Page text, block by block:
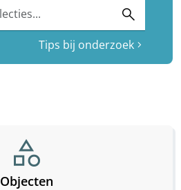
search
Tips bij onderzoek chevron_right
category
Objecten